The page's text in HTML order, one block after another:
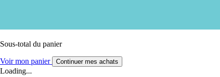
Sous-total du panier
Voir mon panier Continuer mes achats
Loading...